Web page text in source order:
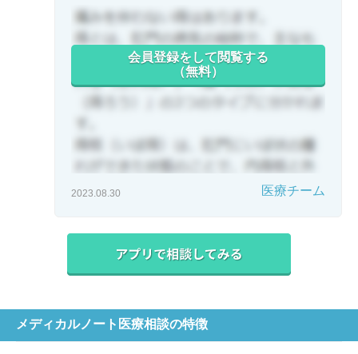
会員登録をして閲覧する
（無料）
2023.08.30 医療チーム
メディカルノート医療相談の特徴